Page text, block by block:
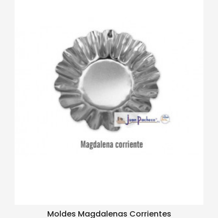
Moldes Magdalenas Corrientes